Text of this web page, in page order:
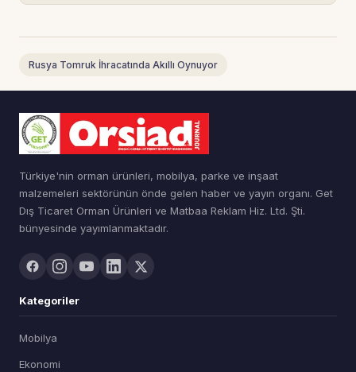
Rusya Tomruk İhracatında Akıllı Oynuyor
Türkiye'nin orman ürünleri, mobilya, parke ve inşaat
malzemeleri sektörünün önde gelen haber ve yayın organı. Get
Dış Ticaret Orman Ürünleri ve Matbaa Reklam Hiz. Ltd. Şti.
bünyesinde yayımlanmaktadır.
Kategoriler
Mobilya
Ekonomi